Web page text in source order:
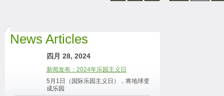
News Articles
四月 28, 2024
新闻发布：2024年乐园主义日
5月1日（国际乐园主义日），将地球变
成乐园